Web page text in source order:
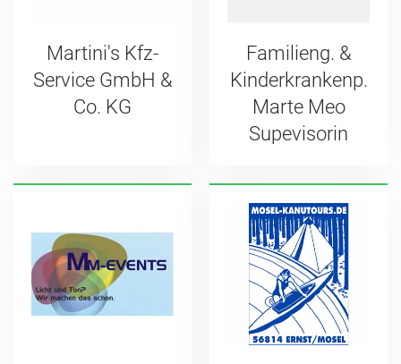
Martini's Kfz-
Service GmbH &
Co. KG
Familieng. &
Kinderkrankenp.
Marte Meo
Supevisorin